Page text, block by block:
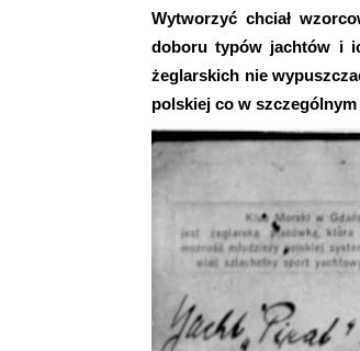
Wytworzyć chciał
doboru typów jachtów i
żeglarskich nie
polskiej co w